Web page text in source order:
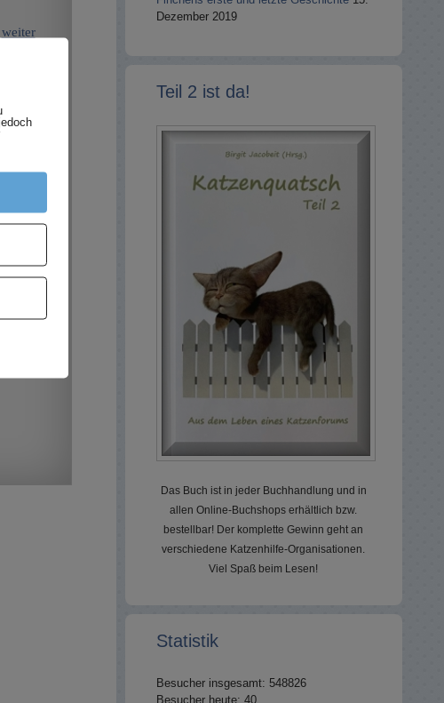
weiter
Dezember 2019
Teil 2 ist da!
Das Buch ist in jeder Buchhandlung und in
allen Online-Buchshops erhältlich bzw.
bestellbar! Der komplette Gewinn geht an
verschiedene Katzenhilfe-Organisationen.
Viel Spaß beim Lesen!
Statistik
Besucher insgesamt: 548826
Besucher heute: 40